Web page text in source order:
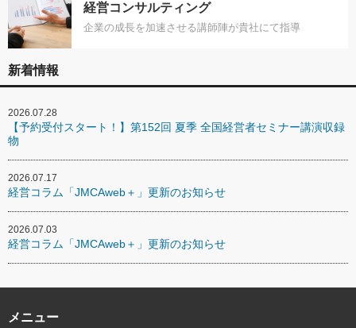
経営コンサルティング
企業の成長を加速させる講師陣が貴社にて指導
新着情報
2026.07.28
【予約受付スタート！】第152回 夏季 全国経営者セミナー講演収録
物
2026.07.17
経営コラム「JMCAweb＋」更新のお知らせ
2026.07.03
経営コラム「JMCAweb＋」更新のお知らせ
メニュー